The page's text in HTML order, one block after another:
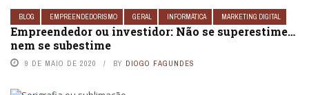
BLOG EMPREENDEDORISMO GERAL INFORMÁTICA MARKETING DIGITAL
Empreendedor ou investidor: Não se superestime…
nem se subestime
9 DE MAIO DE 2020 BY DIOGO FAGUNDES